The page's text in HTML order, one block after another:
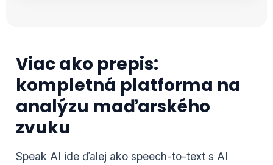
Viac ako prepis:
kompletná platforma na
analýzu maďarského
zvuku
Speak AI ide ďalej ako speech-to-text s AI